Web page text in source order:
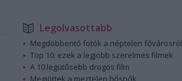
Legolvasottabb
Megdöbbentő fotók a néptelen fővárosról
Top 10: ezek a legjobb szerelmes filmek
A 10 legütősebb drogos film
Megjöttek a meztelen hősnők